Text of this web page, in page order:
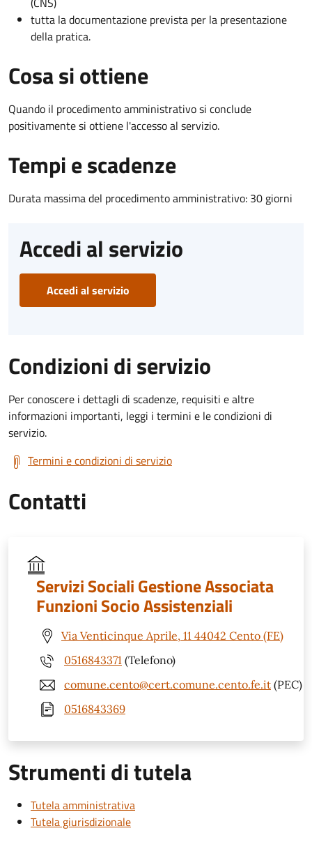
tutta la documentazione prevista per la presentazione
della pratica.
Cosa si ottiene
Quando il procedimento amministrativo si conclude
positivamente si ottiene l'accesso al servizio.
Tempi e scadenze
Durata massima del procedimento amministrativo: 30 giorni
Accedi al servizio
Accedi al servizio
Condizioni di servizio
Per conoscere i dettagli di scadenze, requisiti e altre
informazioni importanti, leggi i termini e le condizioni di
servizio.
Termini e condizioni di servizio
Contatti
Servizi Sociali Gestione Associata
Funzioni Socio Assistenziali
Via Venticinque Aprile, 11 44042 Cento (FE)
0516843371 (Telefono)
comune.cento@cert.comune.cento.fe.it (PEC)
0516843369
Strumenti di tutela
Tutela amministrativa
Tutela giurisdizionale